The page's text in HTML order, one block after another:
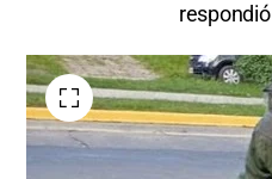
respondió